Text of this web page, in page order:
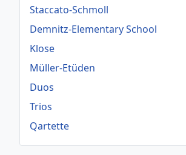
Staccato-Schmoll
Demnitz-Elementary School
Klose
Müller-Etüden
Duos
Trios
Qartette